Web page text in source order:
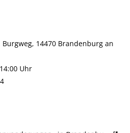
Burgweg, 14470 Brandenburg an
Uhr